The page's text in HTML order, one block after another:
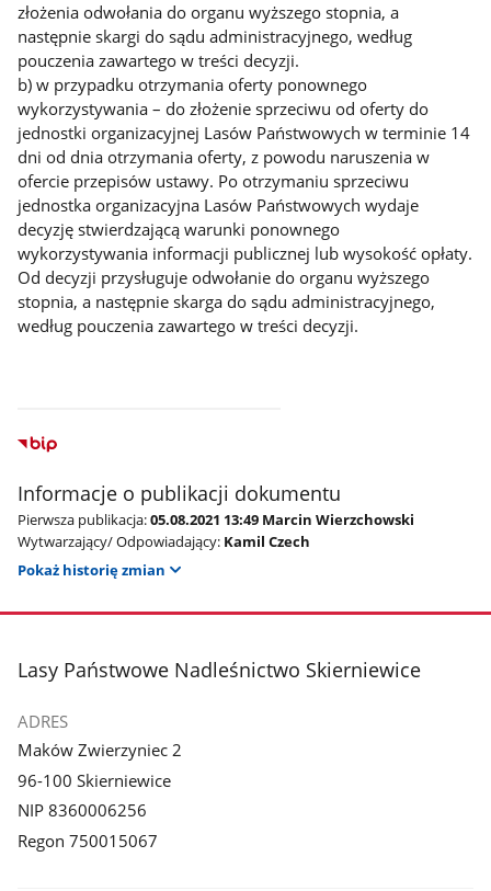
złożenia odwołania do organu wyższego stopnia, a
następnie skargi do sądu administracyjnego, według
pouczenia zawartego w treści decyzji.
b) w przypadku otrzymania oferty ponownego
wykorzystywania – do złożenie sprzeciwu od oferty do
jednostki organizacyjnej Lasów Państwowych w terminie 14
dni od dnia otrzymania oferty, z powodu naruszenia w
ofercie przepisów ustawy. Po otrzymaniu sprzeciwu
jednostka organizacyjna Lasów Państwowych wydaje
decyzję stwierdzającą warunki ponownego
wykorzystywania informacji publicznej lub wysokość opłaty.
Od decyzji przysługuje odwołanie do organu wyższego
stopnia, a następnie skarga do sądu administracyjnego,
według pouczenia zawartego w treści decyzji.
Informacje o publikacji dokumentu
Pierwsza publikacja:05.08.2021 13:49 Marcin Wierzchowski
Wytwarzający/ Odpowiadający: Kamil Czech
Pokaż historię zmian
stopka
Lasy Państwowe Nadleśnictwo Skierniewice
ADRES
Maków Zwierzyniec 2
96-100 Skierniewice
NIP 8360006256
Regon 750015067